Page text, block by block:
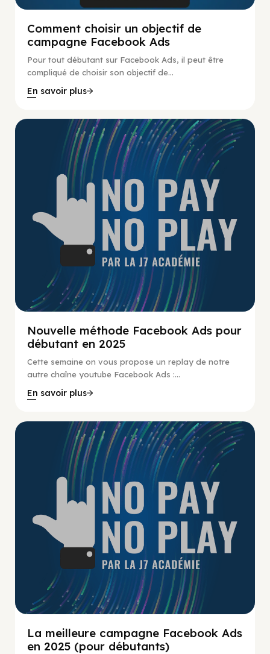
Comment choisir un objectif de
campagne Facebook Ads
Pour tout débutant sur Facebook Ads, il peut être
compliqué de choisir son objectif de...
En savoir plus
No Pay No Play
Nouvelle méthode Facebook Ads pour
débutant en 2025
Cette semaine on vous propose un replay de notre
autre chaîne youtube Facebook Ads :...
En savoir plus
No Pay No Play
La meilleure campagne Facebook Ads
en 2025 (pour débutants)